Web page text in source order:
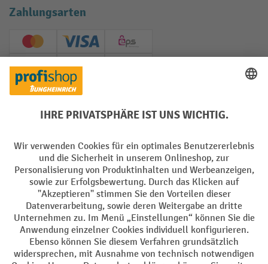
Zahlungsarten
Creditcard (Master)Creditcard (Visa)
EPS
PayPal
Soziale Netzwerke
Impressum Datenschutz
Barrierefreiheit Privacy Settings
Alle Preise exkl. gesetzl. Mehrwertsteuer zzgl.Versandkostenund ggf.
Nachnahmegebühren, wenn nicht anders angegeben.